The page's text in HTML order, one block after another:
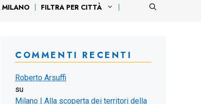
MILANO FILTRA PER CITTÀ
COMMENTI RECENTI
Roberto Arsuffi
su
Milano | Alla scoperta dei territori della